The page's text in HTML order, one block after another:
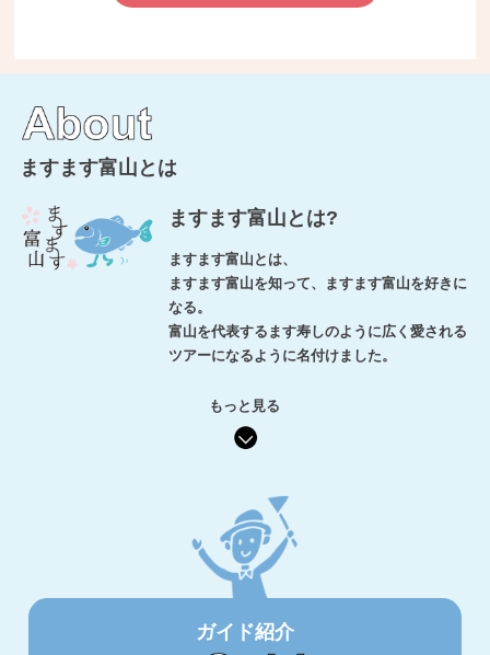
ますます富山とは
ますます富山とは?
ますます富山とは、
ますます富山を知って、ますます富山を好きに
なる。
富山を代表するます寿しのように広く愛される
ツアーになるように名付けました。
もっと見る
ガイド紹介